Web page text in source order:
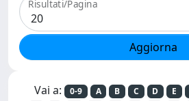
Risultati/Pagina
Vai a: 0-9 A B C D E